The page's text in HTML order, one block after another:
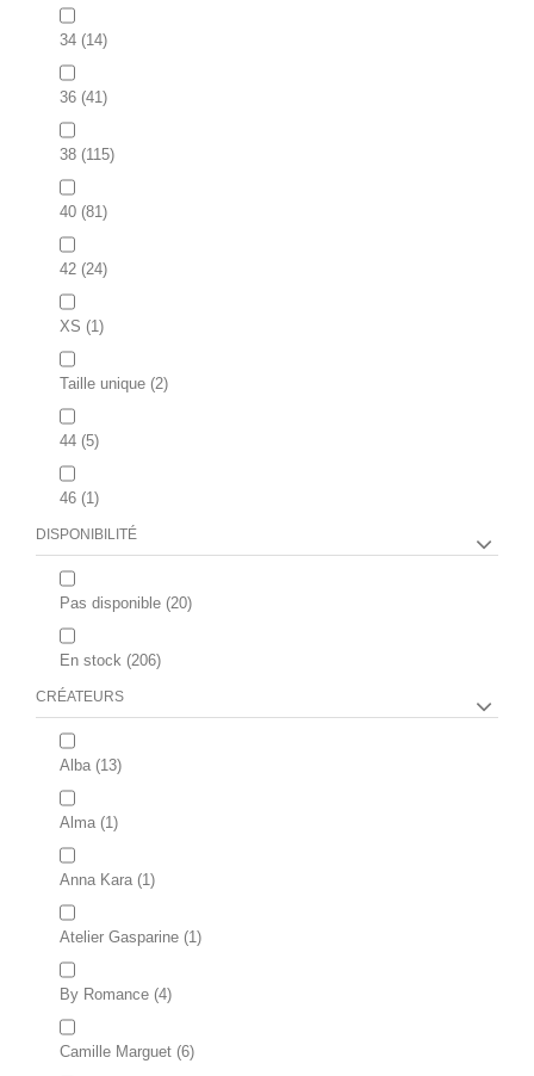
34 (14)
36 (41)
38 (115)
40 (81)
42 (24)
XS (1)
Taille unique (2)
44 (5)
46 (1)
DISPONIBILITÉ
Pas disponible (20)
En stock (206)
CRÉATEURS
Alba (13)
Alma (1)
Anna Kara (1)
Atelier Gasparine (1)
By Romance (4)
Camille Marguet (6)